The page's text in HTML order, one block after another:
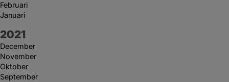
Februari
Januari
År:
2021
December
November
Oktober
September